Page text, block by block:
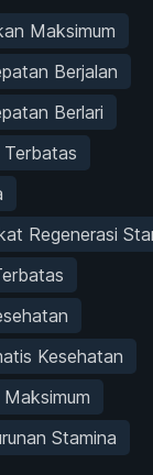
Maksimum
Berjalan
Berlari
Regenerasi
Kesehatan
Stamina